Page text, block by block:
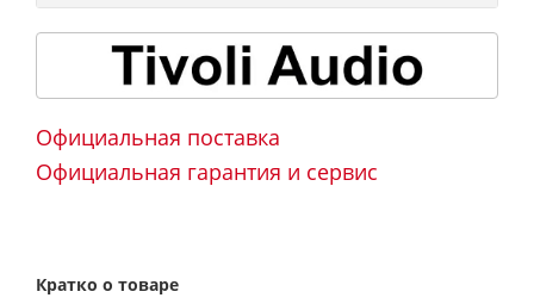
Официальная поставка
Официальная гарантия и сервис
Кратко о товаре